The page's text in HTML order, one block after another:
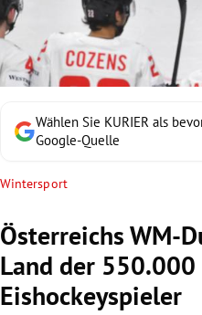
Untermenü
Untermenü
Untermenü
Untermenü
Wählen Sie KURIER als
Google-Quelle
Wintersport
Österreichs WM-
Land der 550.000
Eishockeyspieler